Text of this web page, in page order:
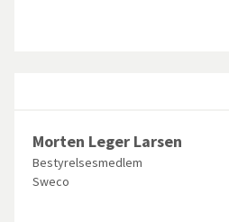
Morten Leger Larsen
Bestyrelsesmedlem
Sweco